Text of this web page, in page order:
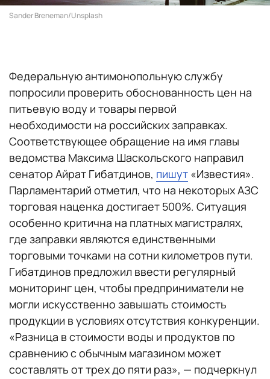
Sander Breneman/Unsplash
Федеральную антимонопольную службу
попросили проверить обоснованность цен на
питьевую воду и товары первой
необходимости на российских заправках.
Соответствующее обращение на имя главы
ведомства Максима Шаскольского направил
сенатор Айрат Гибатдинов, пишут «Известия».
Парламентарий отметил, что на некоторых АЗС
торговая наценка достигает 500%. Ситуация
особенно критична на платных магистралях,
где заправки являются единственными
торговыми точками на сотни километров пути.
Гибатдинов предложил ввести регулярный
мониторинг цен, чтобы предприниматели не
могли искусственно завышать стоимость
продукции в условиях отсутствия конкуренции.
«Разница в стоимости воды и продуктов по
сравнению с обычным магазином может
составлять от трех до пяти раз», — подчеркнул